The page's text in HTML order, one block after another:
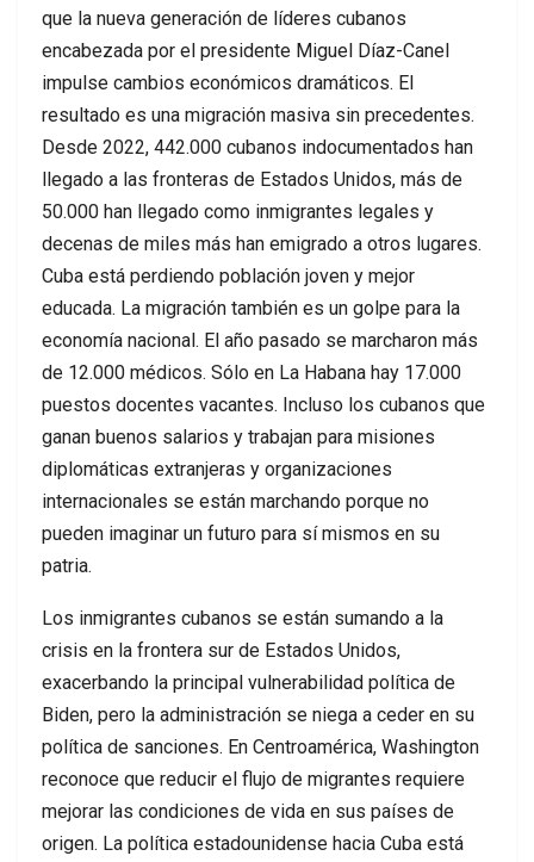
que la nueva generación de líderes cubanos
encabezada por el presidente Miguel Díaz-Canel
impulse cambios económicos dramáticos. El
resultado es una migración masiva sin precedentes.
Desde 2022, 442.000 cubanos indocumentados han
llegado a las fronteras de Estados Unidos, más de
50.000 han llegado como inmigrantes legales y
decenas de miles más han emigrado a otros lugares.
Cuba está perdiendo población joven y mejor
educada. La migración también es un golpe para la
economía nacional. El año pasado se marcharon más
de 12.000 médicos. Sólo en La Habana hay 17.000
puestos docentes vacantes. Incluso los cubanos que
ganan buenos salarios y trabajan para misiones
diplomáticas extranjeras y organizaciones
internacionales se están marchando porque no
pueden imaginar un futuro para sí mismos en su
patria.
Los inmigrantes cubanos se están sumando a la
crisis en la frontera sur de Estados Unidos,
exacerbando la principal vulnerabilidad política de
Biden, pero la administración se niega a ceder en su
política de sanciones. En Centroamérica, Washington
reconoce que reducir el flujo de migrantes requiere
mejorar las condiciones de vida en sus países de
origen. La política estadounidense hacia Cuba está